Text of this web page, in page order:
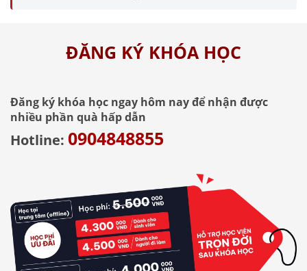
ĐĂNG KÝ KHÓA HỌC
Đăng ký khóa học ngay hôm nay để nhận được
nhiều phần quà hấp dẫn
Hotline: 0904848855